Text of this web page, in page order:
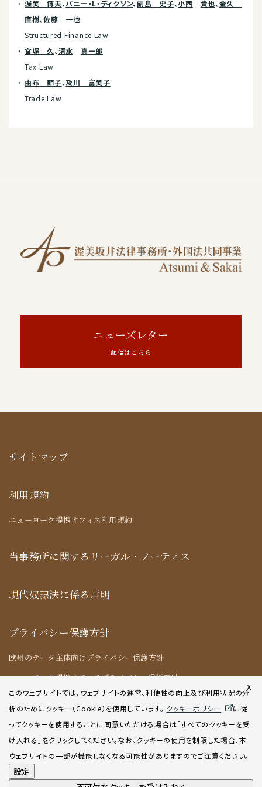
渥美 博夫、バニー・L・ディクソン、副島 史子、小西 貴也、金久
直樹、佐藤 一也
Structured Finance Law
宮塚 久、清水
真一郎
Tax Law
由布 節子、及川 富美子
Trade Law
ニューズレター
配信はこちら
サイトマップ
利用規約
ニューヨーク提携オフィス利用規約
当事務所に関するリーガル・ノーティス
現代奴隷法に係る声明
プライバシー保護方針
欧州のデータ主体向けプライバシー保護方針
ニューヨーク提携オフィスプライバシー保護方針
クッキーポリシー
AIポリシー
X
このウェブサイトでは、ウェブサイトの運営、利便性の向上及び利用状況の分
析のためにクッキー（Cookie）を使用しています。 クッキーポリシー
に従
ってクッキーを使用することに同意いただける場合は「すべてのクッキーを受
け入れる」をクリックしてください。なお、クッキーの使用を制限した場合、本
ウェブサイトの一部が機能しなくなる可能性がありますのでご注意ください。
設定